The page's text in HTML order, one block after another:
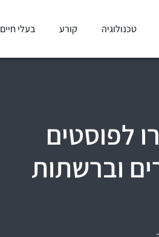
טכנולוגיה קורע בעלי חיים
לפוסטים
וברשתות